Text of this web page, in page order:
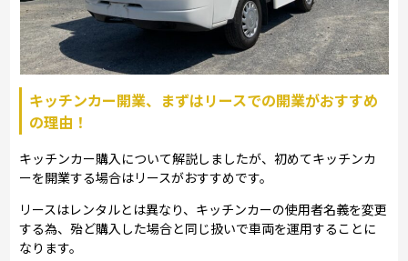
キッチンカー開業、まずはリースでの開業がおすすめ
の理由！
キッチンカー購入について解説しましたが、初めてキッチンカ
ーを開業する場合はリースがおすすめです。
リースはレンタルとは異なり、キッチンカーの使用者名義を変更
する為、殆ど購入した場合と同じ扱いで車両を運用することに
なります。